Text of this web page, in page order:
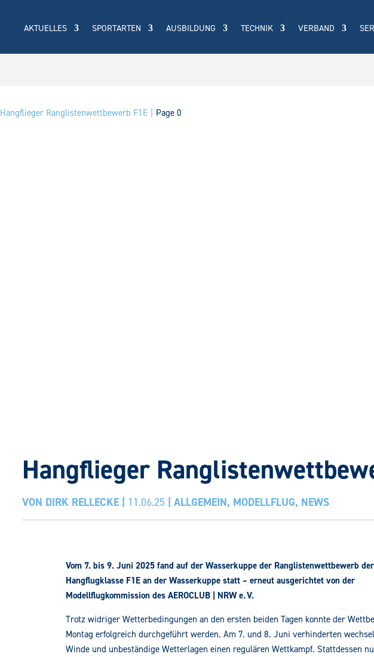
AKTUELLES SPORTARTEN AUSBILDUNG TECHNIK VERBAND
Hangflieger Ranglistenwettbewerb F1E Page 0
Hangflieger
VON DIRK RELLECKE 11.06.25 |ALLGEMEIN, MODELLFLUG, NEWS
Vom 7. bis 9. Juni 2025 fand auf der Wasserkuppe der Ranglistenwettbewerb der
Hangflugklasse F1E an der Wasserkuppe statt – erneut ausgerichtet von der
Modellflugkommission des AEROCLUB | NRW e. V.
Trotz widriger Wetterbedingungen an den ersten beiden Tagen konnte der
Montag erfolgreich durchgeführt werden. Am 7. und 8. Juni verhinderten
Winde und unbeständige Wetterlagen einen regulären Wettkampf. Stattdessen